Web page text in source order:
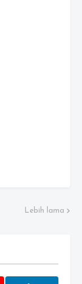
Lebih lama